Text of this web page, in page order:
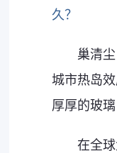
久？
巢清
城市热岛
厚厚的玻
在全